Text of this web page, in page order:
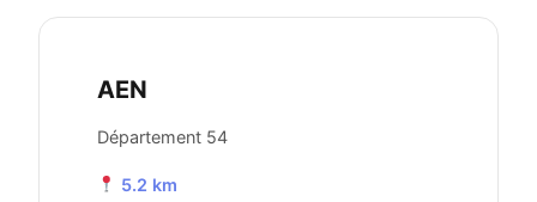
AEN
Département 54
5.2 km